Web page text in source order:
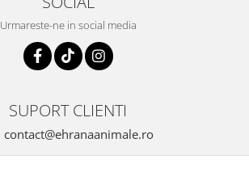
Urmareste-ne in social media
SUPORT CLIENTI
contact@ehranaanimale.ro